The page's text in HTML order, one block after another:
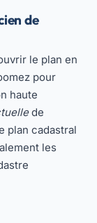
de
le plan en
pour
haute
de
plan cadastral
les